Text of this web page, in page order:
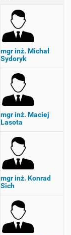
mgr inż. Michał
Sydoryk
mgr inż. Maciej
Lasota
mgr inż. Konrad
Sich